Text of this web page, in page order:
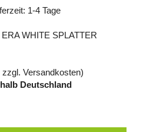
1-4 Tage
WHITE SPLATTER
zzgl. Versandkosten)
Deutschland